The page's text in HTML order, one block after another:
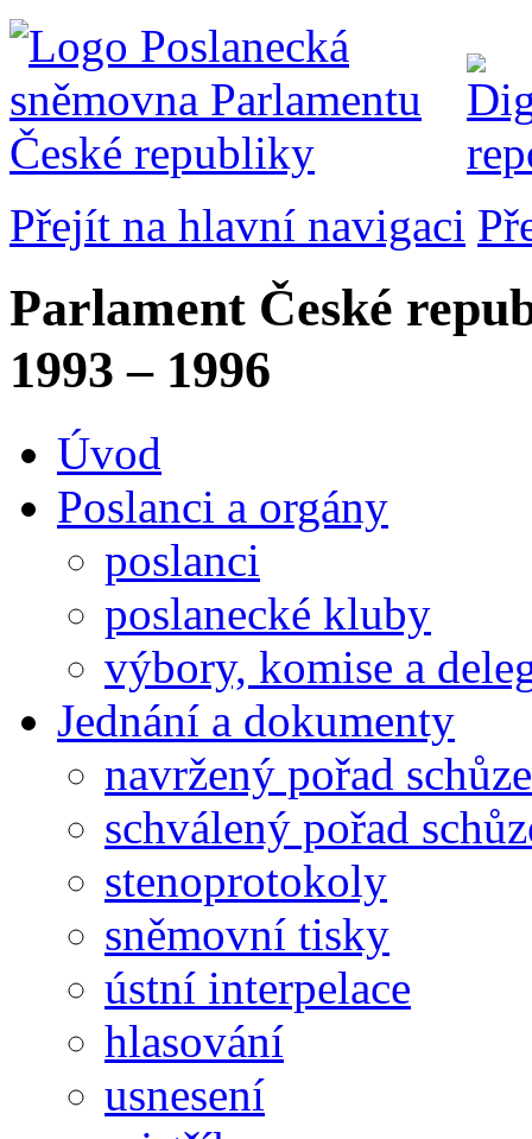
Přejít na hlavní navigaci
Parlament České
1993 – 1996
Úvod
Poslanci a orgány
poslanci
poslanecké kluby
výbory, komise a
Jednání a dokumenty
navržený pořad schůze
schválený pořad
stenoprotokoly
sněmovní tisky
ústní interpelace
hlasování
usnesení